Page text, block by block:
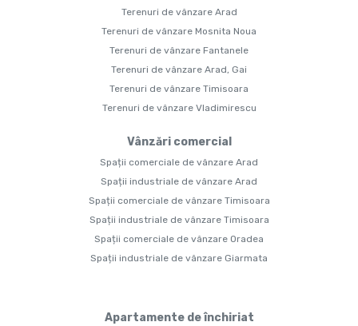
Terenuri de vânzare Arad
Terenuri de vânzare Mosnita Noua
Terenuri de vânzare Fantanele
Terenuri de vânzare Arad, Gai
Terenuri de vânzare Timisoara
Terenuri de vânzare Vladimirescu
Vânzări comercial
Spații comerciale de vânzare Arad
Spații industriale de vânzare Arad
Spații comerciale de vânzare Timisoara
Spații industriale de vânzare Timisoara
Spații comerciale de vânzare Oradea
Spații industriale de vânzare Giarmata
Apartamente de închiriat